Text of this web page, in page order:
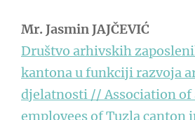
Mr. Jasmin JAJČEVIĆ
Društvo arhivskih
kantona u funkciji razvoja
djelatnosti // Association of
employees of Tuzla canton